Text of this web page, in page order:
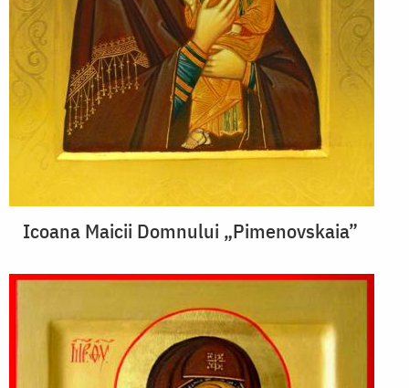
Icoana Maicii Domnului „Pimenovskaia”